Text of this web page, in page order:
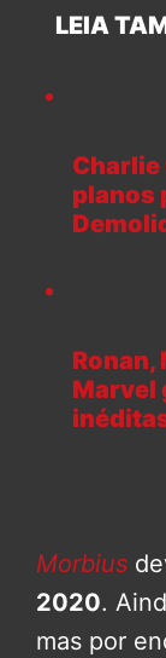
LEIA
Charlie
planos
Ronan,
Marvel
Morbius
2020.
mas por